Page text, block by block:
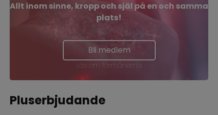
Allt inom sinne, kropp och själ på en och samma
plats!
Bli medlem
Läs om förmånerna
Pluserbjudande